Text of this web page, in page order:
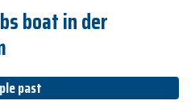
boat in der
past